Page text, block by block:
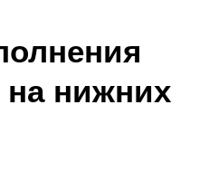
нижних